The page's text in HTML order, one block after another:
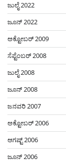
ಜುಲೈ 2022
ಜೂನ್ 2022
ಅಕ್ಟೋಬರ್ 2009
ಸೆಪ್ಟೆಂಬರ್ 2008
ಜುಲೈ 2008
ಜೂನ್ 2008
ಜನವರಿ 2007
ಅಕ್ಟೋಬರ್ 2006
ಆಗಷ್ಟ್ 2006
ಜೂನ್ 2006